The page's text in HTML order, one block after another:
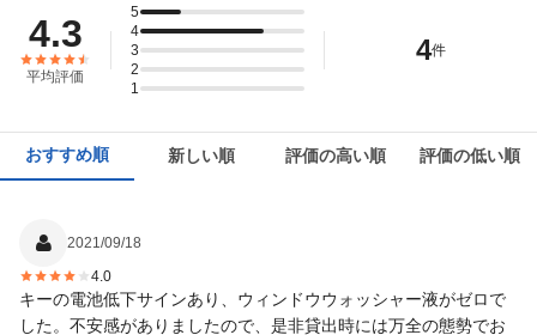
4.3
平均評価
5
4
3
2
1
4件
おすすめ順 新しい順 評価の高い順 評価の低い順
2021/09/18
4.0
キーの電池低下サインあり、ウィンドウウォッシャー液がゼロで
した。不安感がありましたので、是非貸出時には万全の態勢でお